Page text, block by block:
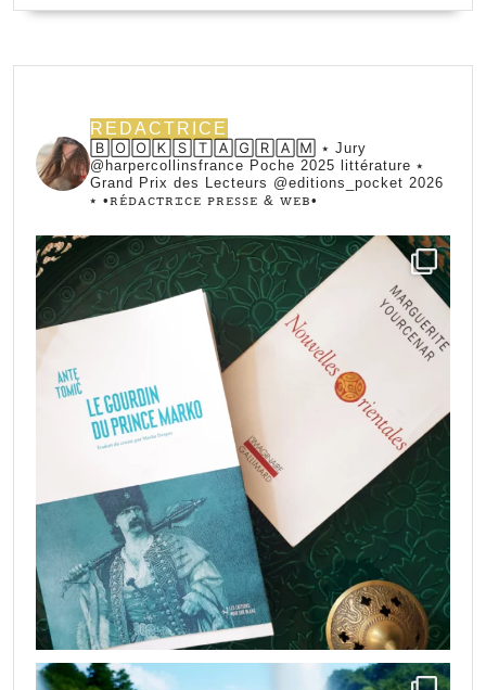
REDACTRICE
🄱🄾🄾🄺🅂🅃🄰🄶🅁🄰🄼 ⭑ Jury
@harpercollinsfrance Poche 2025 littérature ⭑
Grand Prix des Lecteurs @editions_pocket 2026
⭑ •ꭱꭼ́ꭰꭺꮯꭲꭱꮖꮯꭼ ꮲꭱꭼꮪꮪꭼ & ꮃꭼᏼ•